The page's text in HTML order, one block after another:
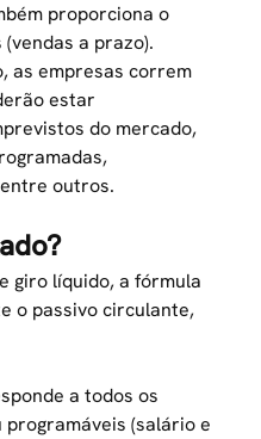
proporciona o
a prazo).
as empresas correm
estar
do mercado,
outros.
giro líquido, a fórmula
o passivo circulante,
a todos os
(salário e